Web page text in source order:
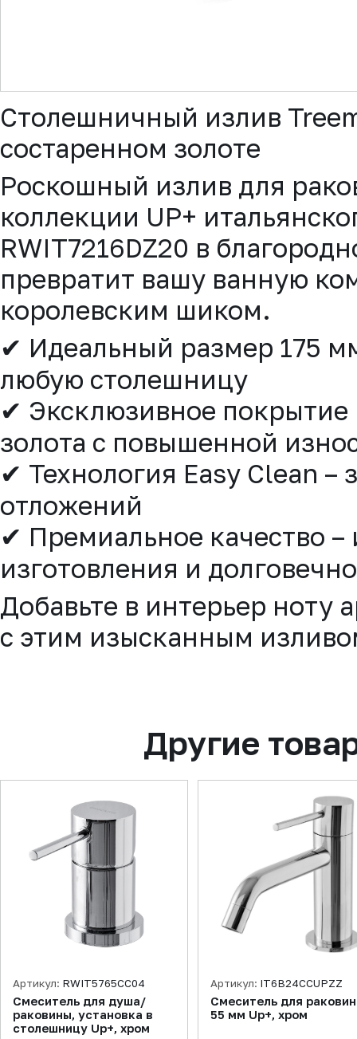
Столешничный излив
состаренном золоте
Роскошный излив для
коллекции UP+
RWIT7216DZ20 в
превратит вашу ванную
королевским шиком.
✔ Идеальный размер 175
любую столешницу
✔ Эксклюзивное покрытие
золота с повышенной
✔ Технология Easy Clean –
отложений
✔ Премиальное качество –
изготовления и
Добавьте в интерьер ноту
с этим изысканным
Другие
Артикул: RWIT5765CC04
Смеситель для душа/
раковины, установка в
столешницу Up+, хром
Артикул: IT6B24CCUPZZ
Смеситель для
55 мм Up+, хром